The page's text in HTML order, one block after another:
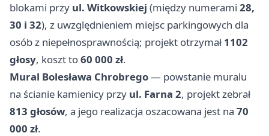
blokami przy ul. Witkowskiej (między numerami 28,
30 i 32), z uwzględnieniem miejsc parkingowych dla
osób z niepełnosprawnością; projekt otrzymał1102
głosy, koszt to60 000 zł.
Mural Bolesława Chrobrego— powstanie muralu
na ścianie kamienicy przy ul. Farna 2, projekt zebrał
813 głosów, a jego realizacja oszacowana jest na 70
000 zł.